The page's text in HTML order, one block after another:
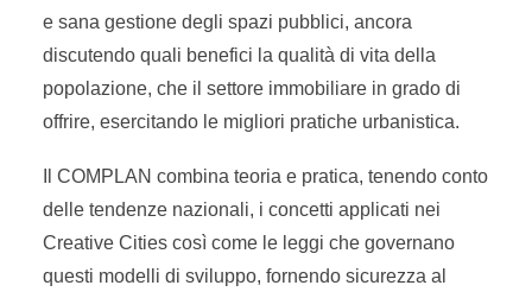
e sana gestione degli spazi pubblici, ancora
discutendo quali benefici la qualità di vita della
popolazione, che il settore immobiliare in grado di
offrire, esercitando le migliori pratiche urbanistica.
Il COMPLAN combina teoria e pratica, tenendo conto
delle tendenze nazionali, i concetti applicati nei
Creative Cities così come le leggi che governano
questi modelli di sviluppo, fornendo sicurezza al